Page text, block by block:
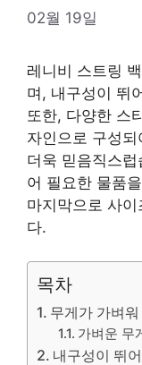
02월 19일
레니비 스트링
며, 내구성이 뛰
또한, 다양한 스
자인으로 구성
더욱 믿음직스
어 필요한 물품
마지막으로 사
다.
목차
무게가 가벼
가벼운 무
내구성이 뛰